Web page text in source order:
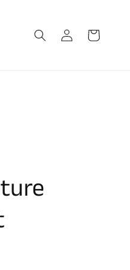
Connexion Panier